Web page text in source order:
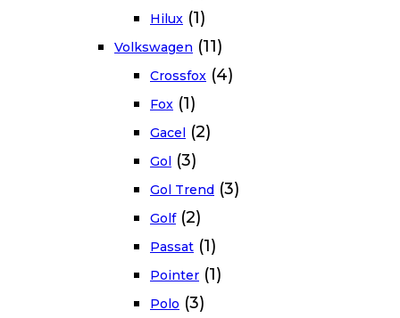
Hilux (1)
Volkswagen (11)
Crossfox (4)
Fox (1)
Gacel (2)
Gol (3)
Gol Trend (3)
Golf (2)
Passat (1)
Pointer (1)
Polo (3)